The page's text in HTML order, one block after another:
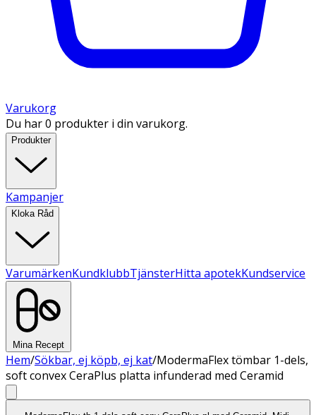
Varukorg
Du har 0 produkter i din varukorg.
Produkter
Kampanjer
Kloka Råd
VarumärkenKundklubbTjänsterHitta apotekKundservice
Mina Recept
Hem/Sökbar, ej köpb, ej kat/ModermaFlex tömbar 1-dels,
soft convex CeraPlus platta infunderad med Ceramid